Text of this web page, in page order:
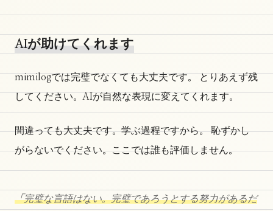
AIが助けてくれます
mimilogでは完璧でなくても大丈夫です。 とりあえず残
してください。AIが自然な表現に変えてくれます。
間違っても大丈夫です。学ぶ過程ですから。 恥ずかし
がらないでください。ここでは誰も評価しません。
「完璧な言語はない。完璧であろうとする努力があるだ